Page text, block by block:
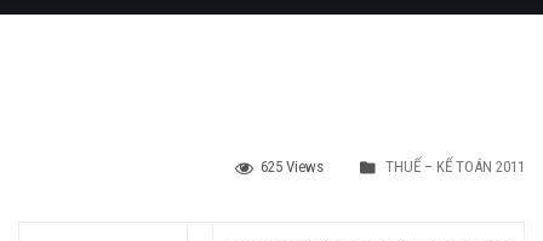
625 Views THUẾ – KẾ TOÁN 2011